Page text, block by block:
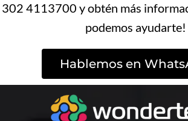
302 4113700 y obtén más
podemos ayudarte!
Hablemos en